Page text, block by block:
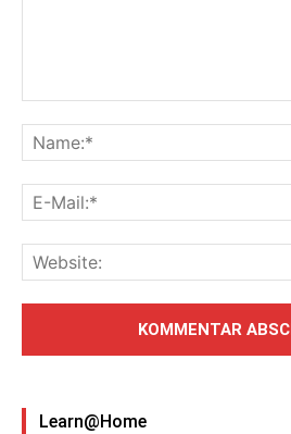
Learn@Home